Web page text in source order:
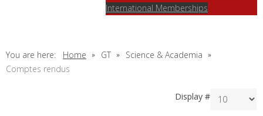
International Memberships
You are here: Home GT
Science & Academia
Comptes rendus
Display #